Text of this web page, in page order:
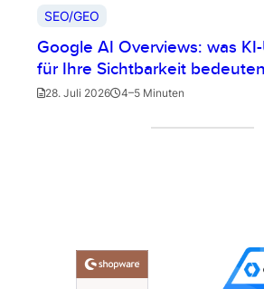
SEO/GEO
Google AI Overviews: was
für Ihre Sichtbarkeit bedeuten
28. Juli 2026 4–5 Minuten